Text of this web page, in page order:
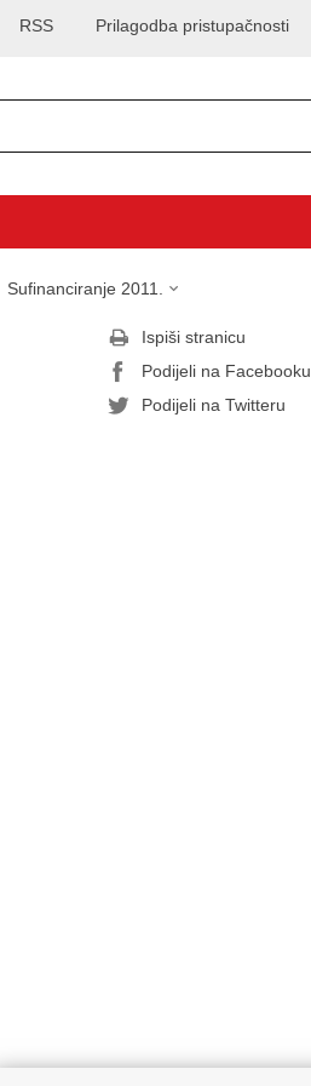
Prilagodba pristupačnosti
RSS
Sufinanciranje 2011.
Ispiši stranicu
Podijeli na Facebooku
Podijeli na Twitteru